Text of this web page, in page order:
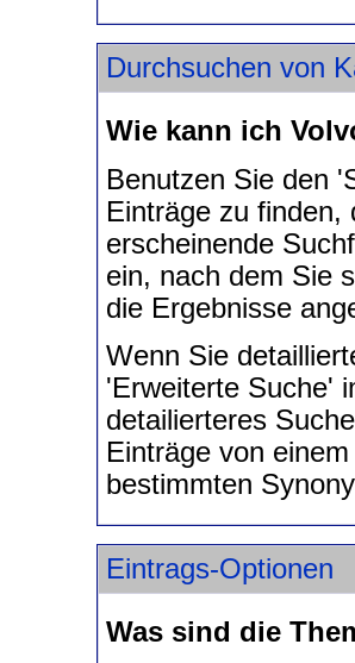
Durchsuchen von
Wie kann ich
Benutzen Sie den
Einträge zu finden,
erscheinende
ein, nach dem Sie
die Ergebnisse
Wenn Sie
'Erweiterte Suche'
detailierteres
Einträge von
bestimmten
Eintrags-Optionen
Was sind die